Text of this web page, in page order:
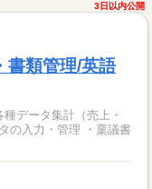
3日以内公開
書類管理/英語
データ集計（売上・
の入力・管理 ・稟議書